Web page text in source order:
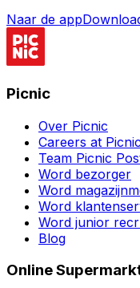
Naar de app
Picnic
Over Picnic
Careers at Picnic
Team Picnic
Word bezorger
Word
Word
Word junior
Blog
Online